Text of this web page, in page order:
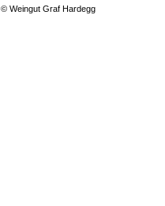
© Weingut Graf Hardegg